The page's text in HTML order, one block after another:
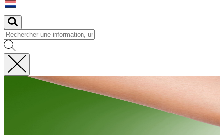
Fermer